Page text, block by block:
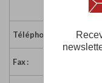
Téléphone :
Fax :